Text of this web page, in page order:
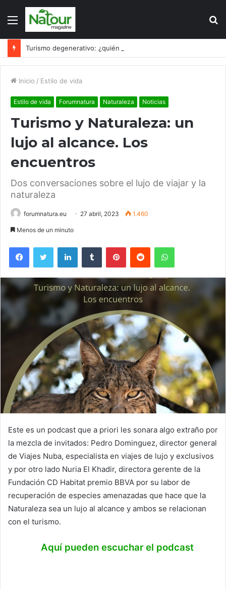
Menú
Inicio / Estilo de vida
Estilo de vida Forumnatura Naturaleza Noticias
Turismo y Naturaleza: un
lujo al alcance. Los
encuentros
Dos conversaciones sobre el lujo de viajar y la
naturaleza
forumnatura.eu 27 abril, 2023 1.460
Menos de un minuto
FacebookTwitter LinkedInTumblr PinterestReddit WhatsApp
Este es un podcast que a priori les sonara algo extraño por
la mezcla de invitados: Pedro Dominguez, director general
de Viajes Nuba, especialista en viajes de lujo y exclusivos
y por otro lado Nuria El Khadir, directora gerente de la
Fundación CD Habitat premio BBVA por su labor de
recuperación de especies amenazadas que hace que la
Naturaleza sea un lujo al alcance y ambos se relacionan
con el turismo.
Aquí pueden escuchar el podcast